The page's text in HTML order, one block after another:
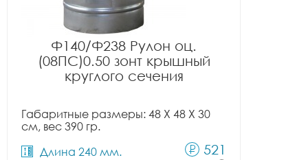
Ф140/Ф238 Рулон оц.
(08ПС)0.50 зонт крышный
круглого сечения
Габаритные размеры: 48 X 48 X 30
см, вес 390 гр.
Длина 240 мм.
521